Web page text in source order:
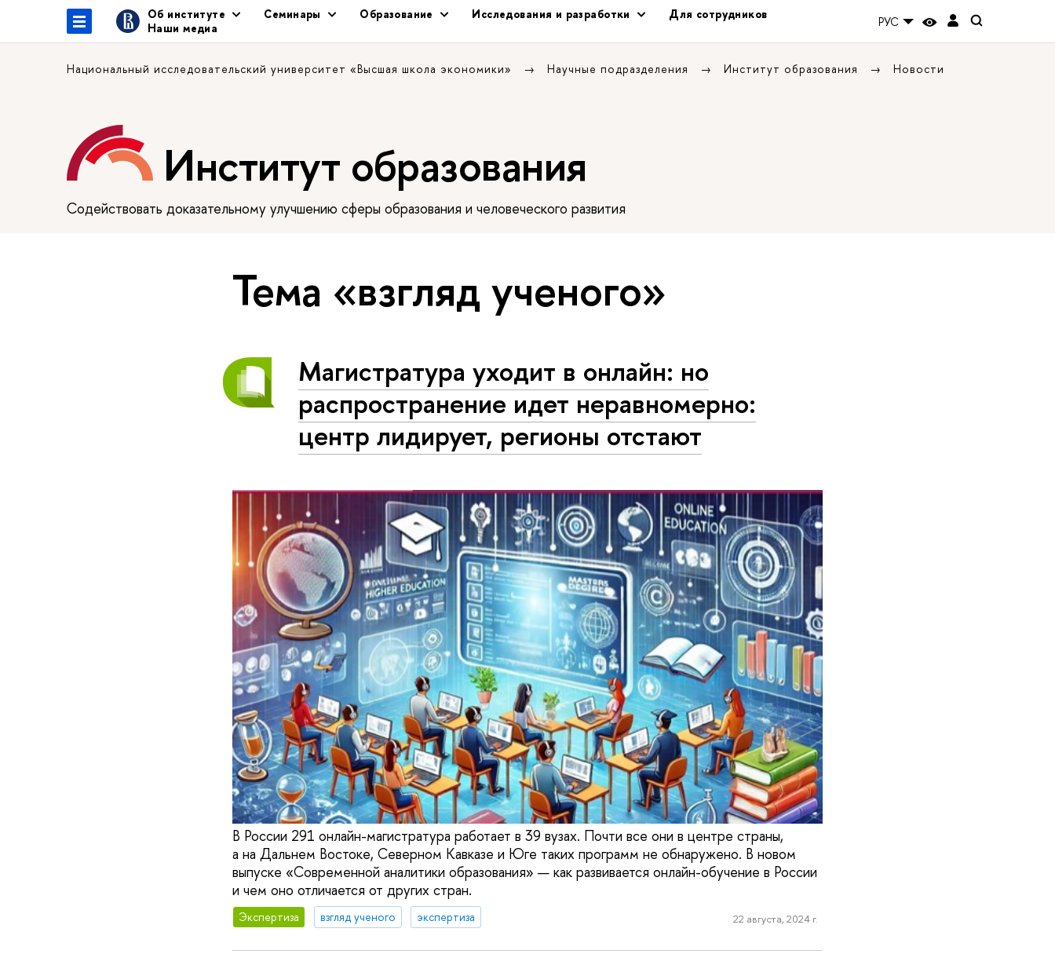
Об институте Семинары Образование Исследования и разработки
Для сотрудников
Наши медиа
РУС
Национальный исследовательский университет «Высшая школа экономики» Научные подразделения Институт образования Новости
Институт образования
Содействовать доказательному улучшению сферы образования и человеческого развития
Тема «взгляд ученого»
Магистратура уходит в онлайн: но
распространение идет неравномерно:
центр лидирует, регионы отстают
В России 291 онлайн-магистратура работает в 39 вузах. Почти все они в центре страны,
а на Дальнем Востоке, Северном Кавказе и Юге таких программ не обнаружено. В новом
выпуске «Современной аналитики образования» — как развивается онлайн-обучение в России
и чем оно отличается от других стран.
Экспертиза взгляд ученого экспертиза 22 августа, 2024 г.